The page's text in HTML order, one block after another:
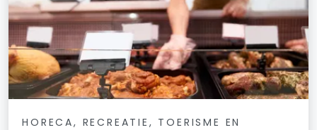
HORECA, RECREATIE, TOERISME EN